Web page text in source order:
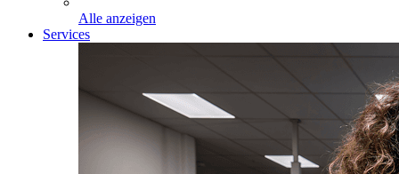
Alle anzeigen
Services